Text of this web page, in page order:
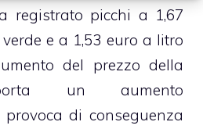
registrato picchi a 1,67
e a 1,53 euro a litro
del prezzo della
un aumento
provoca di conseguenza